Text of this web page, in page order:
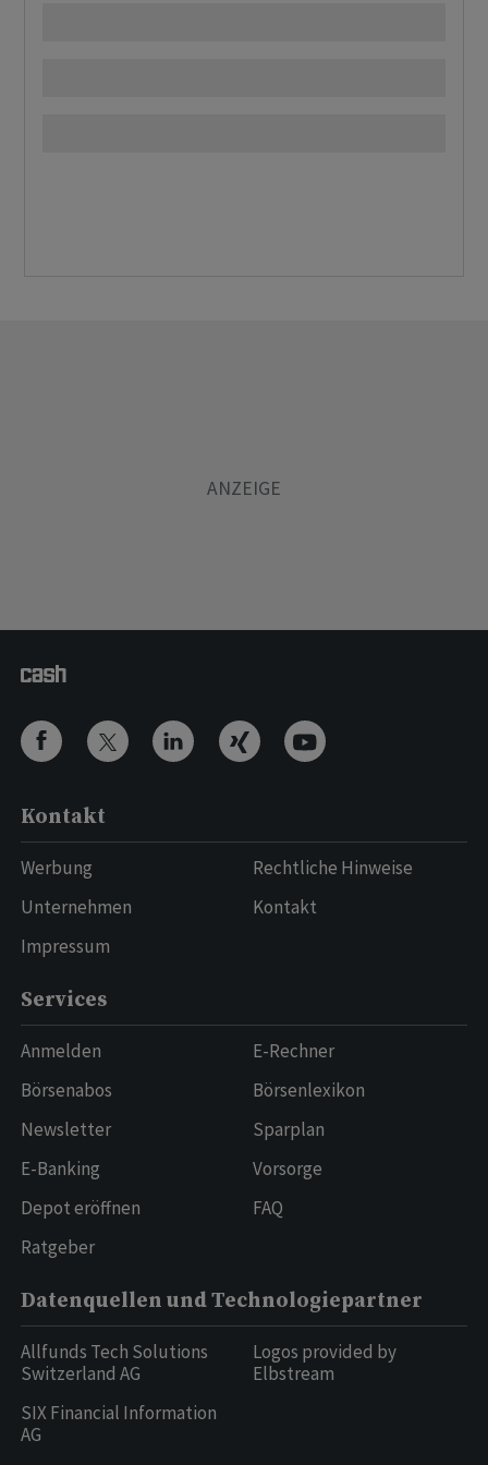
Kontakt
Werbung
Unternehmen
Impressum
Rechtliche Hinweise
Kontakt
Services
Anmelden
Börsenabos
Newsletter
E-Banking
Depot eröffnen
Ratgeber
E-Rechner
Börsenlexikon
Sparplan
Vorsorge
FAQ
Datenquellen und Technologiepartner
Allfunds Tech Solutions
Switzerland AG
SIX Financial Information
AG
Logos provided by
Elbstream